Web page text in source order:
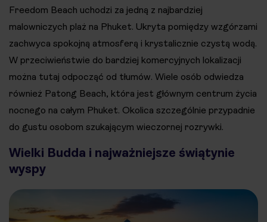
Freedom Beach uchodzi za jedną z najbardziej
malowniczych plaż na Phuket. Ukryta pomiędzy wzgórzami
zachwyca spokojną atmosferą i krystalicznie czystą wodą.
W przeciwieństwie do bardziej komercyjnych lokalizacji
można tutaj odpocząć od tłumów. Wiele osób odwiedza
również Patong Beach, która jest głównym centrum życia
nocnego na całym Phuket. Okolica szczególnie przypadnie
do gustu osobom szukającym wieczornej rozrywki.
Wielki Budda i najważniejsze świątynie
wyspy